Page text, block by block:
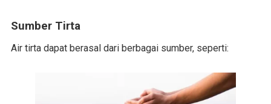
Sumber Tirta
Air tirta dapat berasal dari berbagai sumber, seperti: